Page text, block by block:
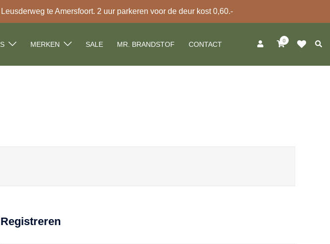
te Amersfoort. 2 uur parkeren voor de deur kost 0,60.-
MERKEN SALE MR. BRANDSTOF CONTACT 0
Registreren